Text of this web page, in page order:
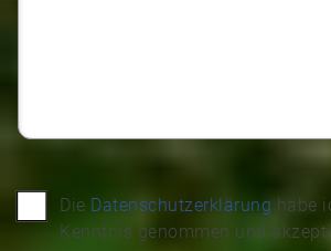
Die Datenschutzerklärung habe
Kenntnis genommen und